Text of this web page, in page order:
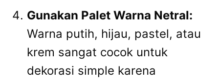
Gunakan Palet Warna Netral:
Warna putih, hijau, pastel, atau
krem sangat cocok untuk
dekorasi simple karena